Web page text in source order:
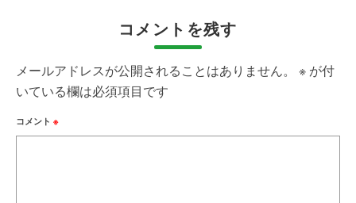
コメントを残す
メールアドレスが公開されることはありません。 ※ が付
いている欄は必須項目です
コメント ※